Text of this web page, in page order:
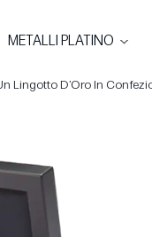
METALLI PLATINO
Lingotto D’Oro In